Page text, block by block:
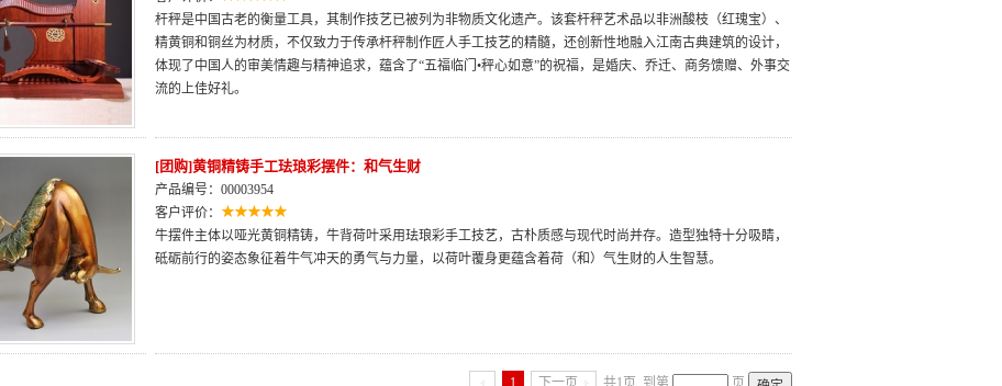
杆秤是中国古老的衡量工具，其制作技艺已被列为非物质文化遗产。该套杆秤艺术品以非洲酸枝（红瑰宝）、
精黄铜和铜丝为材质，不仅致力于传承杆秤制作匠人手工技艺的精髓，还创新性地融入江南古典建筑的设计，
体现了中国人的审美情趣与精神追求，蕴含了“五福临门•秤心如意”的祝福，是婚庆、乔迁、商务馈赠、外事交
流的上佳好礼。
[团购]黄铜精铸手工珐琅彩摆件：和气生财
产品编号：00003954
客户评价：
牛摆件主体以哑光黄铜精铸，牛背荷叶采用珐琅彩手工技艺，古朴质感与现代时尚并存。造型独特十分吸睛，
砥砺前行的姿态象征着牛气冲天的勇气与力量，以荷叶覆身更蕴含着荷（和）气生财的人生智慧。